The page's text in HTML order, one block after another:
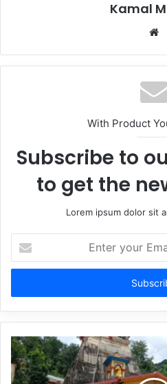
Kamal
With Product
Subscribe to
to get the
Lorem ipsum dolor sit
your
Email